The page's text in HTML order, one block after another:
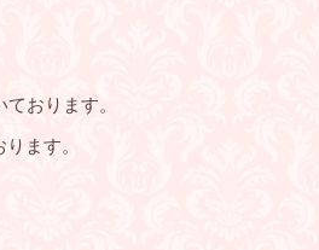
おります。
ます。